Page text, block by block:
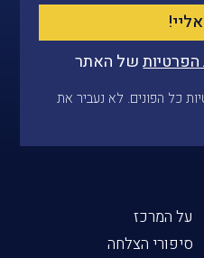
הפרטיותשל האתר
כל הפונים. לא נעביר את
על המרכז
סיפורי הצלחה